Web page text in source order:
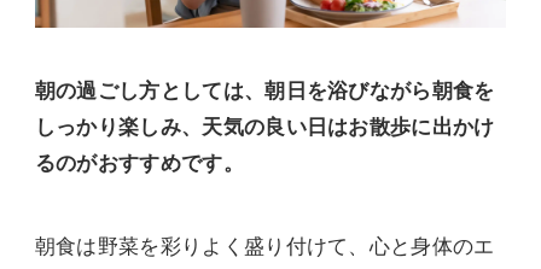
朝の過ごし方としては、朝日を浴びながら朝食を
しっかり楽しみ、天気の良い日はお散歩に出かけ
るのがおすすめです。
朝食は野菜を彩りよく盛り付けて、心と身体のエ